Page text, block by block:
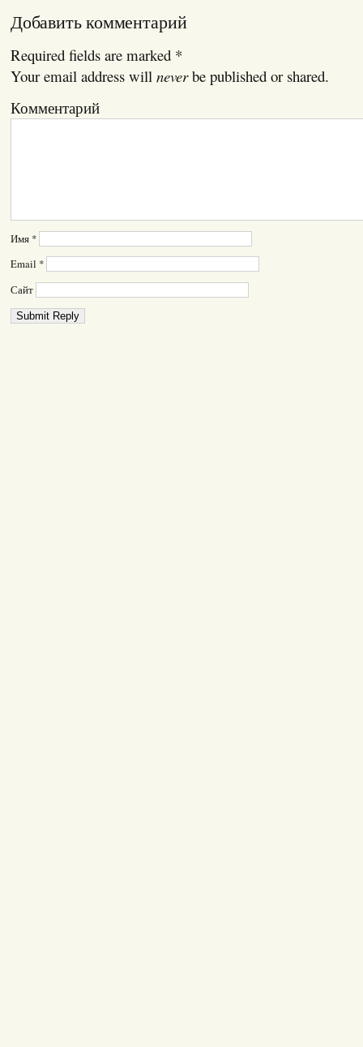
Добавить комментарий
Required fields are marked *
Your email address will neverbe published or shared.
Комментарий
Имя *
Email *
Сайт